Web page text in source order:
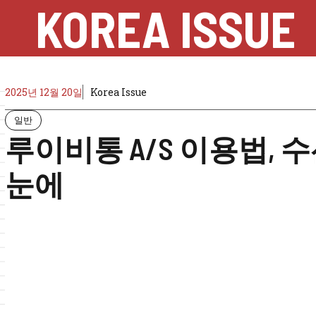
KOREA ISSUE
2025년 12월 20일 Korea Issue
일반
루이비통 A/S 이용법,
눈에